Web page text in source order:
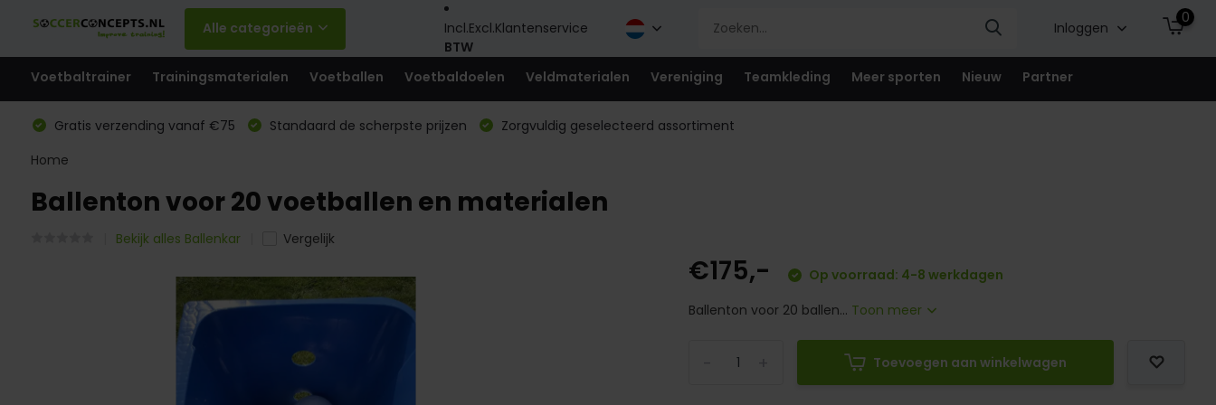
Alle categorieën Incl.Excl.
BTW
Klantenservice Inloggen
0
Voetbaltrainer Trainingsmaterialen Voetballen Voetbaldoelen Veldmaterialen Vereniging Teamkleding Meer sporten Nieuw Partner
Gratis verzending vanaf €75 Standaard de scherpste prijzen
Zorgvuldig geselecteerd assortiment
Home
Ballenton voor 20 voetballen en materialen
Bekijk alles Ballenkar Vergelijk
€175,-
Op voorraad: 4-8 werkdagen
Ballenton voor 20 ballen... Toon meer
Toevoegen aan winkelwagen